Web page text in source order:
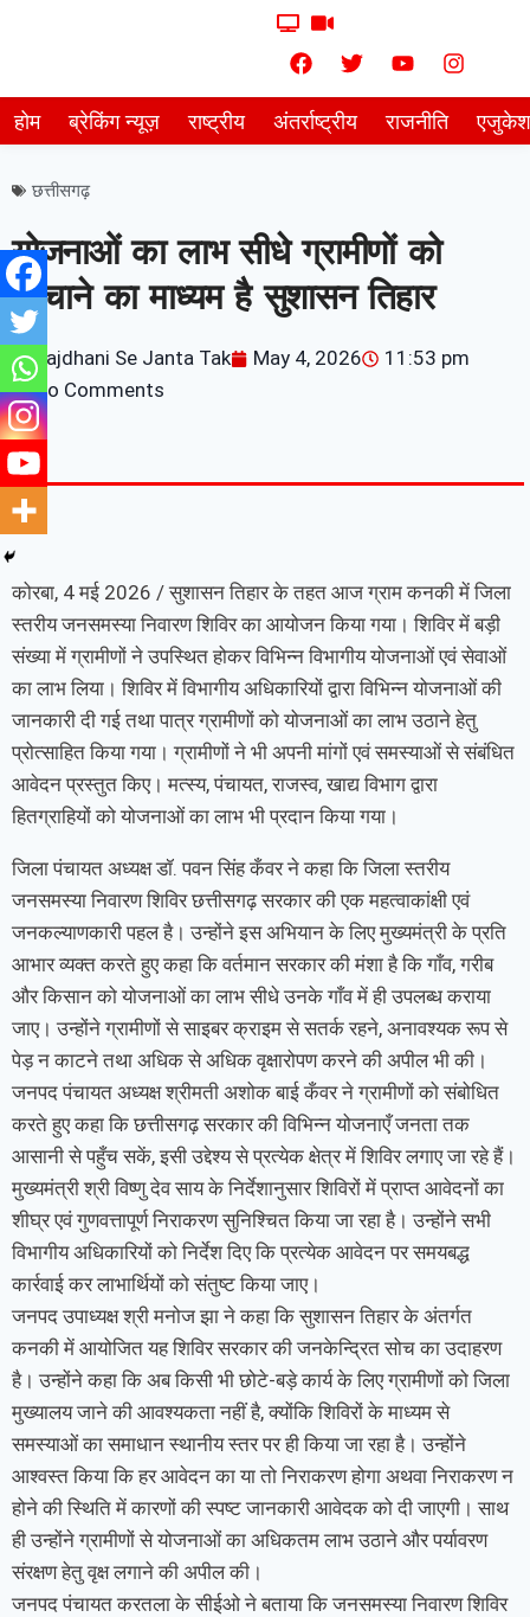
होम ब्रेकिंग न्यूज़ राष्ट्रीय अंतर्राष्ट्रीय राजनीति
छत्तीसगढ़
योजनाओं का लाभ सीधे ग्रामीणों को
पहुंचाने का माध्यम है सुशासन तिहार
Rajdhani Se Janta Tak May 4, 2026
11:53 pm
No Comments
कोरबा, 4 मई 2026 / सुशासन तिहार के तहत आज ग्राम कनकी में जिला
स्तरीय जनसमस्या निवारण शिविर का आयोजन किया गया। शिविर में बड़ी
संख्या में ग्रामीणों ने उपस्थित होकर विभिन्न विभागीय योजनाओं एवं सेवाओं
का लाभ लिया। शिविर में विभागीय अधिकारियों द्वारा विभिन्न योजनाओं की
जानकारी दी गई तथा पात्र ग्रामीणों को योजनाओं का लाभ उठाने हेतु
प्रोत्साहित किया गया। ग्रामीणों ने भी अपनी मांगों एवं समस्याओं से संबंधित
आवेदन प्रस्तुत किए। मत्स्य, पंचायत, राजस्व, खाद्य विभाग द्वारा
हितग्राहियों को योजनाओं का लाभ भी प्रदान किया गया।
जिला पंचायत अध्यक्ष डॉ. पवन सिंह कँवर ने कहा कि जिला स्तरीय
जनसमस्या निवारण शिविर छत्तीसगढ़ सरकार की एक महत्वाकांक्षी एवं
जनकल्याणकारी पहल है। उन्होंने इस अभियान के लिए मुख्यमंत्री के प्रति
आभार व्यक्त करते हुए कहा कि वर्तमान सरकार की मंशा है कि गाँव, गरीब
और किसान को योजनाओं का लाभ सीधे उनके गाँव में ही उपलब्ध कराया
जाए। उन्होंने ग्रामीणों से साइबर क्राइम से सतर्क रहने, अनावश्यक रूप से
पेड़ न काटने तथा अधिक से अधिक वृक्षारोपण करने की अपील भी की।
जनपद पंचायत अध्यक्ष श्रीमती अशोक बाई कँवर ने ग्रामीणों को संबोधित
करते हुए कहा कि छत्तीसगढ़ सरकार की विभिन्न योजनाएँ जनता तक
आसानी से पहुँच सकें, इसी उद्देश्य से प्रत्येक क्षेत्र में शिविर लगाए जा रहे हैं।
मुख्यमंत्री श्री विष्णु देव साय के निर्देशानुसार शिविरों में प्राप्त आवेदनों का
शीघ्र एवं गुणवत्तापूर्ण निराकरण सुनिश्चित किया जा रहा है। उन्होंने सभी
विभागीय अधिकारियों को निर्देश दिए कि प्रत्येक आवेदन पर समयबद्ध
कार्रवाई कर लाभार्थियों को संतुष्ट किया जाए।
जनपद उपाध्यक्ष श्री मनोज झा ने कहा कि सुशासन तिहार के अंतर्गत
कनकी में आयोजित यह शिविर सरकार की जनकेन्द्रित सोच का उदाहरण
है। उन्होंने कहा कि अब किसी भी छोटे-बड़े कार्य के लिए ग्रामीणों को जिला
मुख्यालय जाने की आवश्यकता नहीं है, क्योंकि शिविरों के माध्यम से
समस्याओं का समाधान स्थानीय स्तर पर ही किया जा रहा है। उन्होंने
आश्वस्त किया कि हर आवेदन का या तो निराकरण होगा अथवा निराकरण न
होने की स्थिति में कारणों की स्पष्ट जानकारी आवेदक को दी जाएगी। साथ
ही उन्होंने ग्रामीणों से योजनाओं का अधिकतम लाभ उठाने और पर्यावरण
संरक्षण हेतु वृक्ष लगाने की अपील की।
जनपद पंचायत करतला के सीईओ ने बताया कि जनसमस्या निवारण शिविर